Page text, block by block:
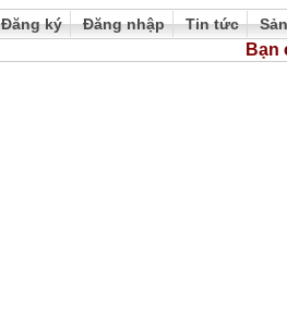
Đăng ký Đăng nhập Tin tức
Bạn